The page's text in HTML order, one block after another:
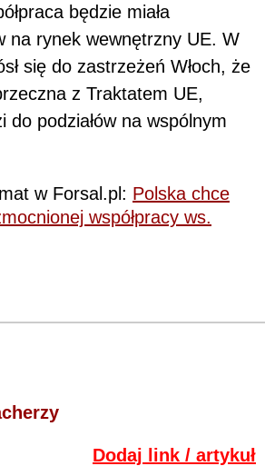
będzie miała
na rynek wewnętrzny UE. W
się do zastrzeżeń Włoch, że
z Traktatem UE,
do podziałów na wspólnym
w Forsal.pl: Polska chce
współpracy ws.
Dodaj link / artykuł